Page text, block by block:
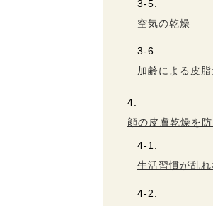
空気の乾燥
加齢による皮脂
顔の皮膚乾燥を
生活習慣が乱